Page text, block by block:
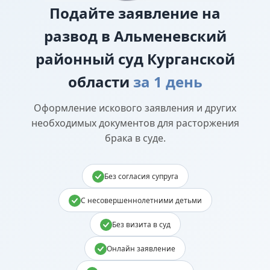
Подайте заявление на
развод в Альменевский
районный суд Курганской
области за 1 день
Оформление искового заявления и других
необходимых документов для расторжения
брака в суде.
Без согласия супруга
С несовершеннолетними детьми
Без визита в суд
Онлайн заявление